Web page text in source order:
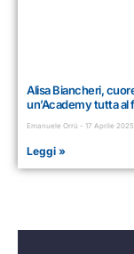
Alisa Biancheri,
un’Academy tutta al
Emanuele Orrù 17 Aprile 2025
Leggi »